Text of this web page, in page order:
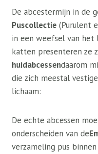
De abcestermijn in de
Puscollectie (Purulent
in een weefsel van het
katten presenteren ze
huidabcessendaarom
die zich meestal
lichaam:
De echte abcessen
onderscheiden van de
verzameling pus